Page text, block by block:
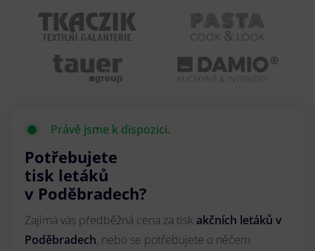
Právě jsme k dispozici.
Potřebujete
tisk letáků
v Poděbradech?
Zajímá vás předběžná cena za tisk akčních letáků v
Poděbradech, nebo se potřebujete o něčem